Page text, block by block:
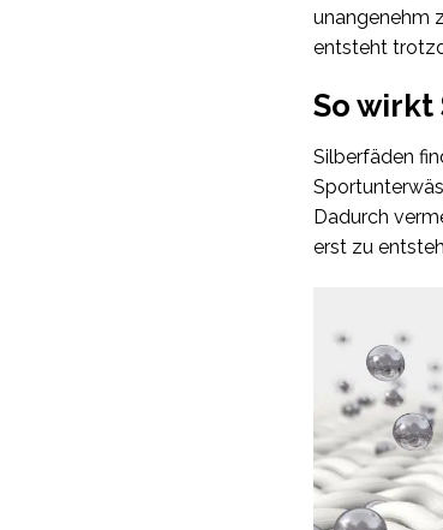
unangenehm
entsteht
So wirkt
Silberfäden
Dadurch
erst zu